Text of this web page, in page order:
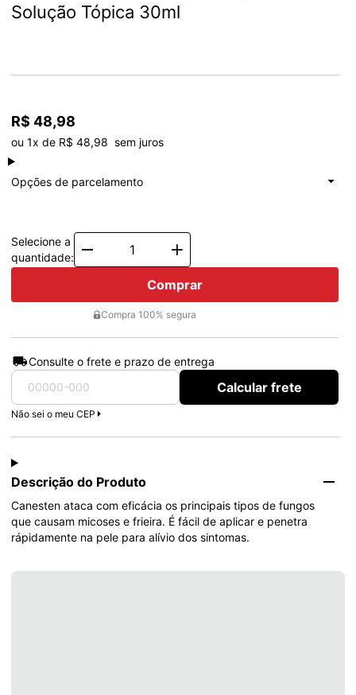
Solução Tópica 30ml
R$ 48,98
ou 1x de R$ 48,98  sem juros
Opções de parcelamento
à vistaR$ 48,98
Total: R$ 48,98
Selecione a
quantidade:
Comprar
Compra 100% segura
Consulte o frete e prazo de entrega
Calcular frete
Não sei o meu CEP
Descrição do Produto
Canesten ataca com eficácia os principais tipos de fungos
que causam micoses e frieira. É fácil de aplicar e penetra
rápidamente na pele para alívio dos sintomas.